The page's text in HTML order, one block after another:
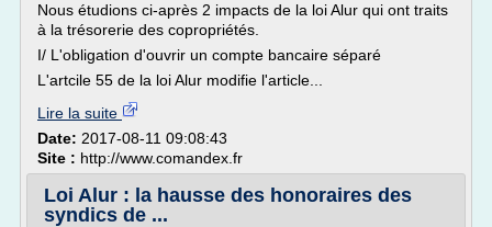
Nous étudions ci-après 2 impacts de la loi Alur qui ont traits
à la trésorerie des copropriétés.
I/ L'obligation d'ouvrir un compte bancaire séparé
L'artcile 55 de la loi Alur modifie l'article...
Lire la suite
Date: 2017-08-11 09:08:43
Site : http://www.comandex.fr
Loi Alur : la hausse des honoraires des
syndics de ...